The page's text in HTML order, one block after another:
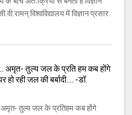
विश्वविद्यालय में विज्ञान प्रसार
अमृत- तुल्य जल के प्रति हम कब होंगे
रही जल की बर्बादी.... -डॉ.
तुल्य जल के प्रतिहम कब होंगे